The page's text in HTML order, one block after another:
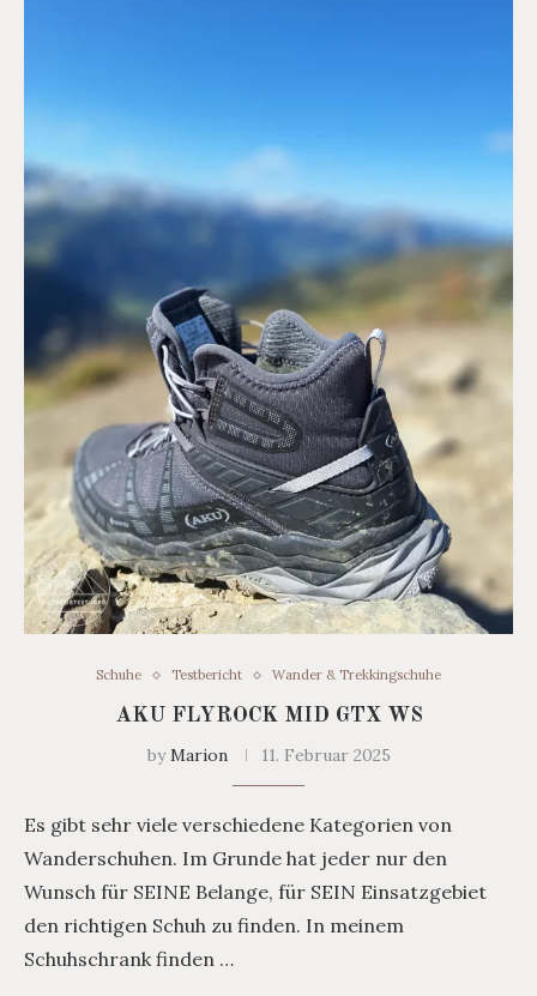
Schuhe Testbericht Wander & Trekkingschuhe
AKU FLYROCK MID GTX WS
byMarion 11. Februar 2025
Es gibt sehr viele verschiedene Kategorien von
Wanderschuhen. Im Grunde hat jeder nur den
Wunsch für SEINE Belange, für SEIN Einsatzgebiet
den richtigen Schuh zu finden. In meinem
Schuhschrank finden …